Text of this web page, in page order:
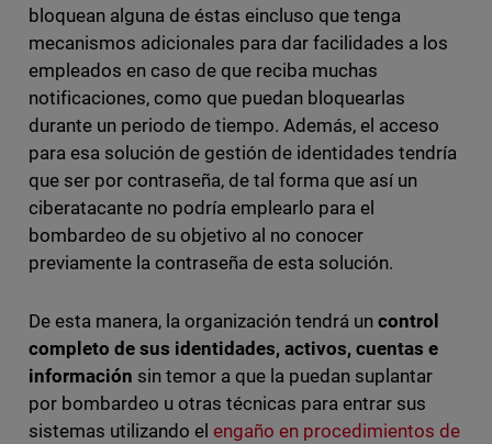
bloquean alguna de éstas eincluso que tenga
mecanismos adicionales para dar facilidades a los
empleados en caso de que reciba muchas
notificaciones, como que puedan bloquearlas
durante un periodo de tiempo. Además, el acceso
para esa solución de gestión de identidades tendría
que ser por contraseña, de tal forma que así un
ciberatacante no podría emplearlo para el
bombardeo de su objetivo al no conocer
previamente la contraseña de esta solución.
De esta manera, la organización tendrá uncontrol
completo de sus identidades, activos, cuentas e
información sin temor a que la puedan suplantar
por bombardeo u otras técnicas para entrar sus
sistemas utilizando el engaño en procedimientos de